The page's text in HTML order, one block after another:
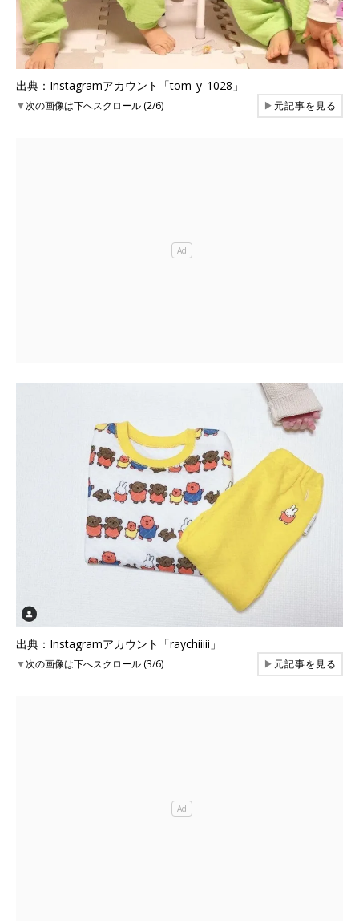
出典：Instagramアカウント「tom_y_1028」
▼次の画像は下へスクロール (2/6) ▶元記事を見る
出典：Instagramアカウント「raychiiiii」
▼次の画像は下へスクロール (3/6) ▶元記事を見る